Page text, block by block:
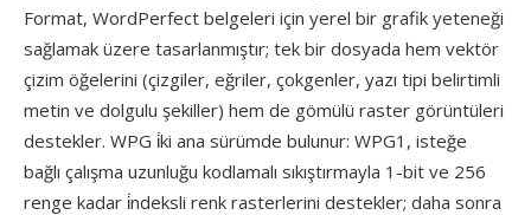
Format, WordPerfect belgeleri için yerel bir grafik yeteneği
sağlamak üzere tasarlanmıştır; tek bir dosyada hem vektör
çizim öğelerini (çizgiler, eğriler, çokgenler, yazı tipi belirtimli
metin ve dolgulu şekiller) hem de gömülü raster görüntüleri
destekler. WPG i̇ki ana sürümde bulunur: WPG1, isteğe
bağlı çalışma uzunluğu kodlamalı sıkıştırmayla 1-bit ve 256
renge kadar i̇ndeksli renk rasterlerini destekler; daha sonra